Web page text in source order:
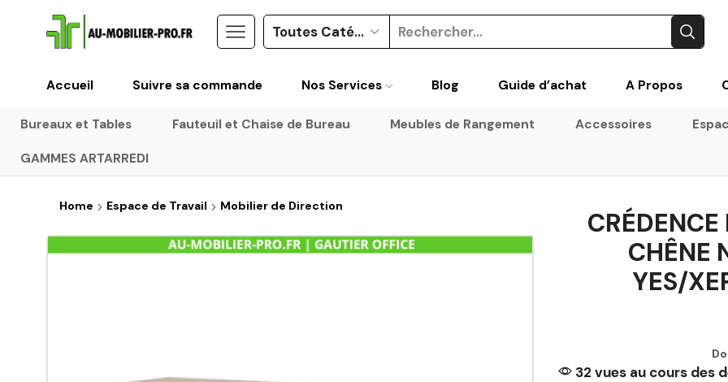
Accueil Suivre sa commande Nos Services Blog Guide d’achat A Propos
Bureaux et Tables Fauteuil et Chaise de Bureau Meubles de Rangement Accessoires
GAMMES ARTARREDI
Home Espace de Travail Mobilier de Direction
CHÊNE
YES/
32 vues au cours des